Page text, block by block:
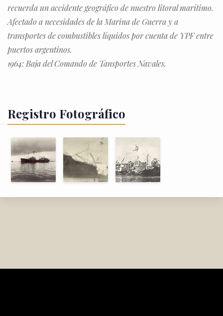
recuerda un accidente geográfico de nuestro litoral marítimo.
Afectado a necesidades de la Marina de Guerra y a
transportes de combustibles líquidos por cuenta de YPF entre
puertos argentinos.
1964: Baja del Comando de Tansportes Navales.
Registro Fotográfico